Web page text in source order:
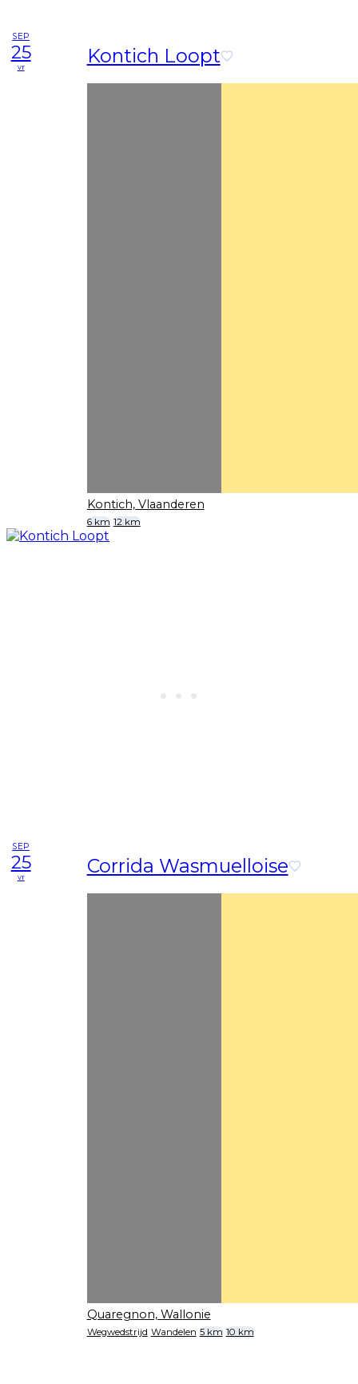
SEP
25
vr Kontich Loopt
Kontich, Vlaanderen
6 km 12 km
SEP
25
vr Corrida Wasmuelloise
Quaregnon, Wallonie
Wegwedstrijd Wandelen 5 km 10 km